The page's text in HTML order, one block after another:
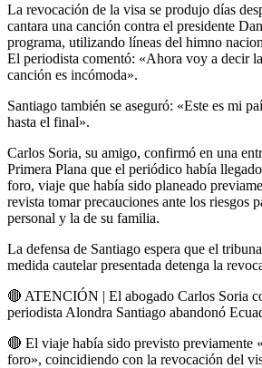
La revocación de la visa se produjo días
cantara una canción contra el presidente
programa, utilizando líneas del himno
El periodista comentó: «Ahora voy a decir
canción es incómoda».
Santiago también se aseguró: «Este es mi
hasta el final».
Carlos Soria, su amigo, confirmó en una
Primera Plana que el periódico había
foro, viaje que había sido planeado
revista tomar precauciones ante los riesgos
personal y la de su familia.
La defensa de Santiago espera que el
medida cautelar presentada detenga la
🔴 ATENCIÓN | El abogado Carlos Soria
periodista Alondra Santiago abandonó
🔴 El viaje había sido previsto previamente
foro», coincidiendo con la revocación del